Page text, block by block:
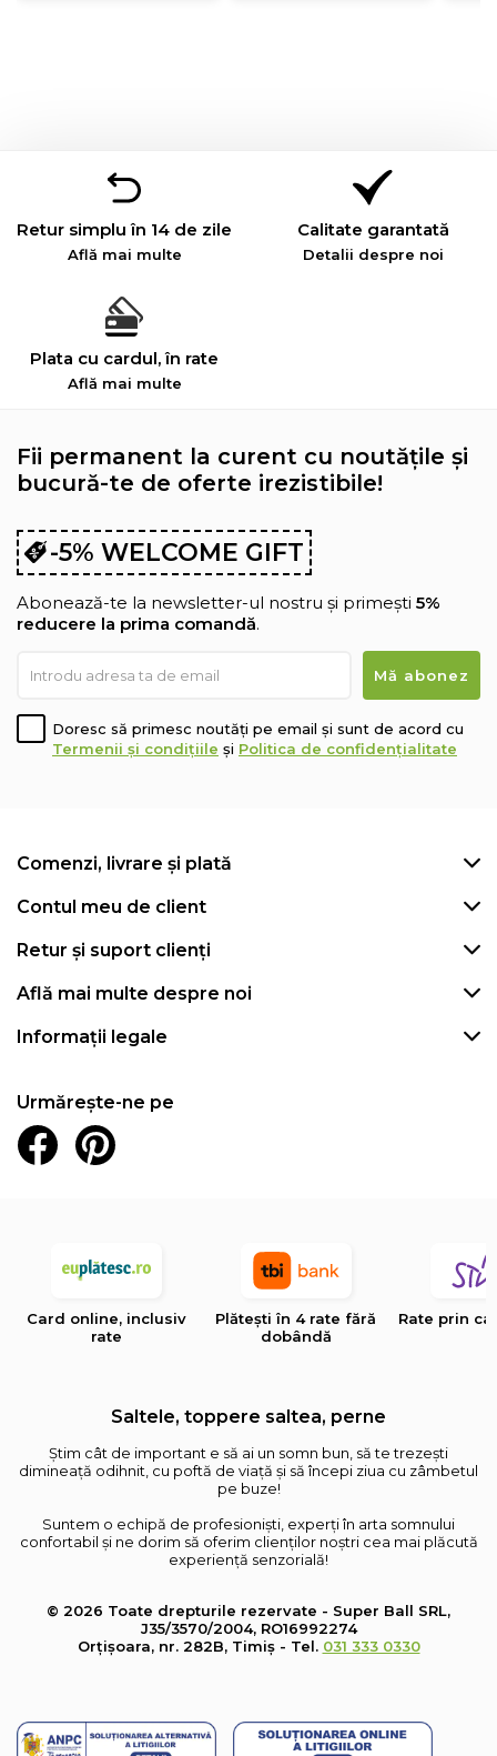
Retur simplu în 14 de zile
Află mai multe
Calitate garantată
Detalii despre noi
Plata cu cardul, în rate
Află mai multe
Fii permanent la curent cu noutățile și
bucură-te de oferte irezistibile!
-5% WELCOME GIFT
Abonează-te la newsletter-ul nostru și primești 5%
reducere la prima comandă.
Doresc să primesc noutăți pe email și sunt de acord cu
Termenii și condițiile și Politica de confidențialitate
Comenzi, livrare și plată
Contul meu de client
Retur și suport clienți
Află mai multe despre noi
Informații legale
Urmărește-ne pe
Card online, inclusiv
rate
Plătești în 4 rate fără
dobândă
Rate prin
Saltele, toppere saltea, perne
Știm cât de important e să ai un somn bun, să te trezești
dimineață odihnit, cu poftă de viață și să începi ziua cu zâmbetul
pe buze!
Suntem o echipă de profesioniști, experți în arta somnului
confortabil și ne dorim să oferim clienților noștri cea mai plăcută
experiență senzorială!
© 2026 Toate drepturile rezervate - Super Ball SRL,
J35/3570/2004, RO16992274
Orțișoara, nr. 282B, Timiș - Tel. 031 333 0330